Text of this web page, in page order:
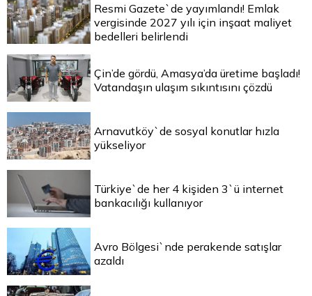
Resmi Gazete`de yayımlandı! Emlak
vergisinde 2027 yılı için inşaat maliyet
bedelleri belirlendi
Çin’de gördü, Amasya’da üretime başladı!
Vatandaşın ulaşım sıkıntısını çözdü
Arnavutköy`de sosyal konutlar hızla
yükseliyor
Türkiye`de her 4 kişiden 3`ü internet
bankacılığı kullanıyor
Avro Bölgesi`nde perakende satışlar
azaldı